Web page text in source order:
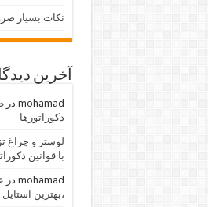
نکات بسیار
آخرین
mohamad در
دکوراتورها
لوستر و چراغ
با قوانین
mohamad در
،بهترین استایل